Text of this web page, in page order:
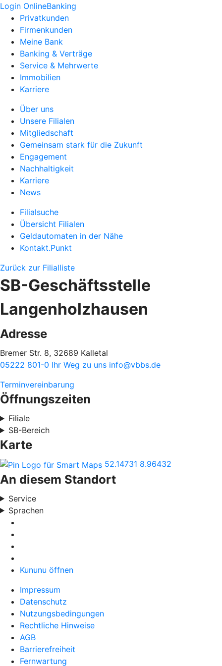
Login OnlineBanking
Privatkunden
Firmenkunden
Meine Bank
Banking & Verträge
Service & Mehrwerte
Immobilien
Karriere
Über uns
Unsere Filialen
Mitgliedschaft
Gemeinsam stark für die Zukunft
Engagement
Nachhaltigkeit
Karriere
News
Filialsuche
Übersicht Filialen
Geldautomaten in der Nähe
Kontakt.Punkt
Zurück zur Filialliste
SB-Geschäftsstelle
Langenholzhausen
Adresse
Bremer Str. 8, 32689 Kalletal
05222 801-0 Ihr Weg zu uns info@vbbs.de
Terminvereinbarung
Öffnungszeiten
Filiale
SB-Bereich
Karte
52.14731 8.96432
An diesem Standort
Service
Sprachen
Kununu öffnen
Impressum
Datenschutz
Nutzungsbedingungen
Rechtliche Hinweise
AGB
Barrierefreiheit
Fernwartung